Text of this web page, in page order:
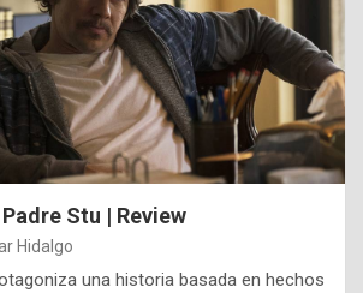
Stu | Review
Hidalgo
una historia basada en hechos